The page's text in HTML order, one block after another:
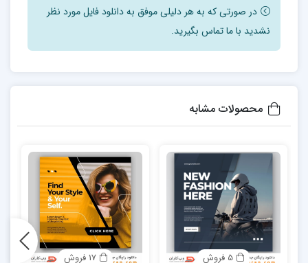
در صورتی که به هر دلیلی موفق به دانلود فایل مورد نظر
نشدید با ما تماس بگیرید.
محصولات مشابه
5 فروش 17 فروش